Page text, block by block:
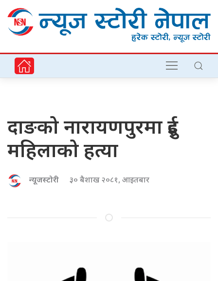
दाङको नारायणपुरमा दुई
महिलाको हत्या
न्यूजस्टोरी ३० बैशाख २०८१, आइतबार